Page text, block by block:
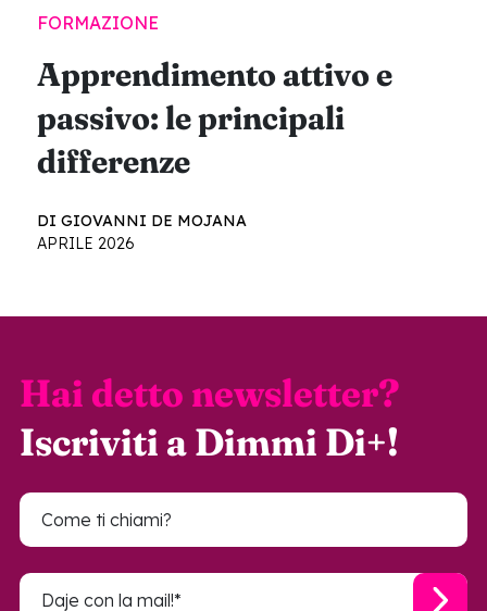
FORMAZIONE
Apprendimento attivo e
passivo: le principali
differenze
DI GIOVANNI DE MOJANA
APRILE 2026
Hai detto newsletter?
Iscriviti a Dimmi Di+!